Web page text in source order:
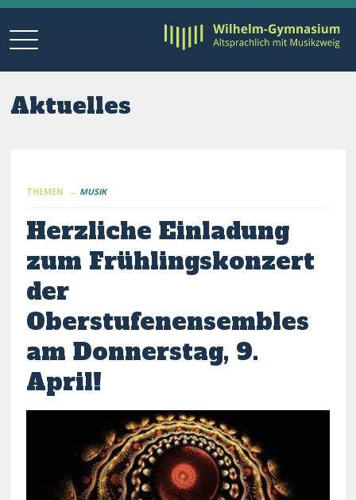
Aktuelles
THEMEN → MUSIK
Herzliche Einladung
zum Frühlingskonzert
der
Oberstufenensembles
am Donnerstag, 9.
April!